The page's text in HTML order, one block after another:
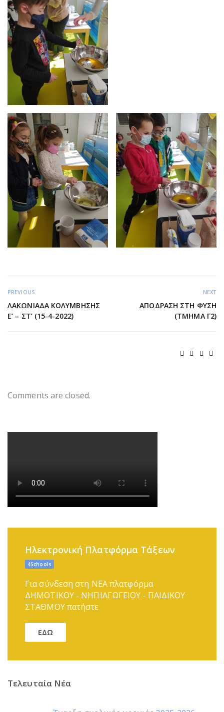
PREVIOUS
ΛΑΚΩΝΙΑΔΑ ΚΟΛΥΜΒΗΣΗΣ
Ε’ – ΣΤ’ (15-4-2022)
NEXT
ΑΠΌΔΡΑΣΗ ΣΤΗ ΦΎΣΗ
(ΤΜΉΜΑ Γ2)
Comments are closed.
Ηλεκτρονική Πλατφόρμα Τάξεων
4Schools
Για σύνδεση στη ΝΕΑ πλατφόρμα
ΔΗΜΟΤΙΚΟΥ - ΝΗΠΙΑΓΩΓΕΙΟΥ - ΠΑΙΔΙΚΟΥ
ΣΤΑΘΜΟΥ πατήστε
ΕΔΩ
Τελευταία Νέα